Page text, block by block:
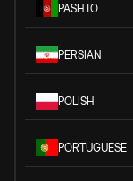
PASHTO
PERSIAN
POLISH
PORTUGUESE